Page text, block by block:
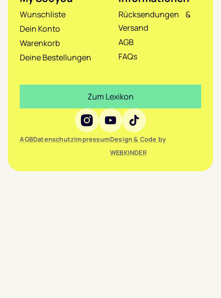
Wunschliste
Dein Konto
Warenkorb
Deine Bestellungen
Rücksendungen &
Versand
AGB
FAQs
Social Media
AGBDatenschutzImpressumDesign & Code by
WEBKINDER
Zum Lexikon